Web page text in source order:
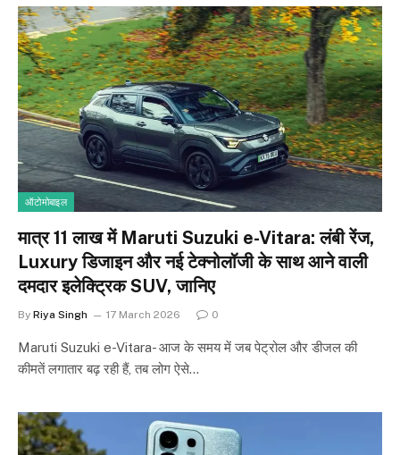
ऑटोमोबाइल
मात्र ₹11 लाख में Maruti Suzuki e-Vitara: लंबी रेंज,
Luxury डिजाइन और नई टेक्नोलॉजी के साथ आने वाली
दमदार इलेक्ट्रिक SUV, जानिए
By Riya Singh 17 March 2026 0
Maruti Suzuki e-Vitara- आज के समय में जब पेट्रोल और डीजल की
कीमतें लगातार बढ़ रही हैं, तब लोग ऐसे…